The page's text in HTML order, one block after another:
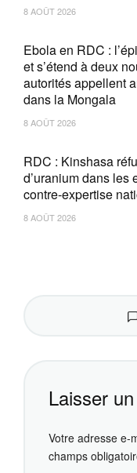
8 AOÛT 2026
Ebola en RDC :
et s’étend à deux
autorités appellent
dans la Mongala
8 AOÛT 2026
RDC : Kinshasa
d’uranium dans les
contre-expertise
8 AOÛT 2026
Laisser
Votre adresse e-
champs